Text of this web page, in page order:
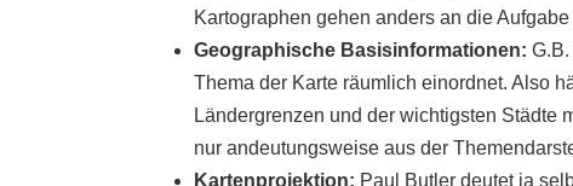
Kartographen gehen anders an die Aufgabe
Geographische Basisinformationen:
Thema der Karte räumlich einordnet. Also
Ländergrenzen und der wichtigsten Städte
nur andeutungsweise aus der
Kartenprojektion: Paul Butler deutet ja